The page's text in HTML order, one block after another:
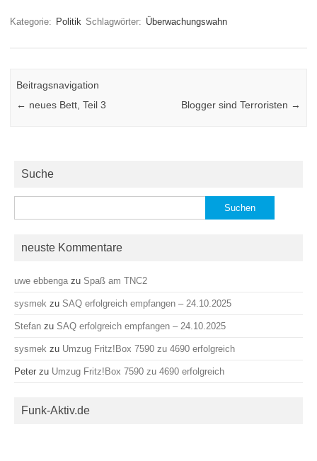
Kategorie: Politik Schlagwörter: Überwachungswahn
Beitragsnavigation
← neues Bett, Teil 3 Blogger sind Terroristen →
Suche
nach:
neuste Kommentare
uwe ebbenga zu Spaß am TNC2
sysmek zu SAQ erfolgreich empfangen – 24.10.2025
Stefan zu SAQ erfolgreich empfangen – 24.10.2025
sysmek zu Umzug Fritz!Box 7590 zu 4690 erfolgreich
Peter zu Umzug Fritz!Box 7590 zu 4690 erfolgreich
Funk-Aktiv.de